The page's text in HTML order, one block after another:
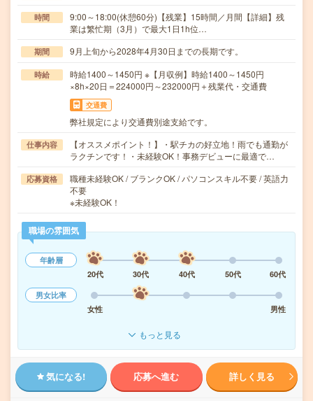
時間
9:00～18:00(休憩60分)【残業】15時間／月間【詳細】残
業は繁忙期（3月）で最大1日1h位…
期間 9月上旬から2028年4月30日までの長期です。
時給
時給1400～1450円 ※【月収例】時給1400～1450円
×8h×20日＝224000円～232000円＋残業代・交通費
交通費
弊社規定により交通費別途支給です。
仕事内容
【オススメポイント！】・駅チカの好立地！雨でも通勤が
ラクチンです！・未経験OK！事務デビューに最適で…
応募資格
職種未経験OK / ブランクOK / パソコンスキル不要 / 英語力
不要
※未経験OK！
職場の雰囲気
年齢層
20代
30代 40代 50代
60代
男女比率
女性
男性
もっと見る
気になる! 応募へ進む 詳しく見る